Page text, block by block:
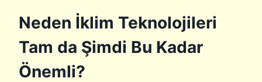
Neden İklim Teknolojileri
Tam da Şimdi Bu Kadar
Önemli?